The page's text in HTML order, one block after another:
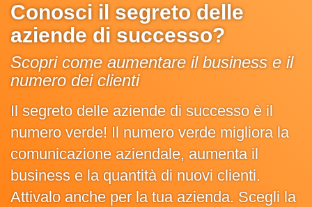
Conosci il segreto delle
aziende di successo?
Scopri come aumentare il business e il
numero dei clienti
Il segreto delle aziende di successo è il
numero verde! Il numero verde migliora la
comunicazione aziendale, aumenta il
business e la quantità di nuovi clienti.
Attivalo anche per la tua azienda. Scegli la